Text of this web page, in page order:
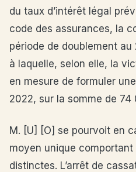
du taux d’intérêt légal
code des assurances, la
période de doublement au
à laquelle, selon elle, la
en mesure de formuler
2022, sur la somme de 74
M. [U] [O] se pourvoit en
moyen unique comportant
distinctes. L’arrêt de